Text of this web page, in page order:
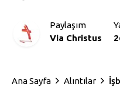
Paylaşım
Via Christus
Ana Sayfa Alıntılar